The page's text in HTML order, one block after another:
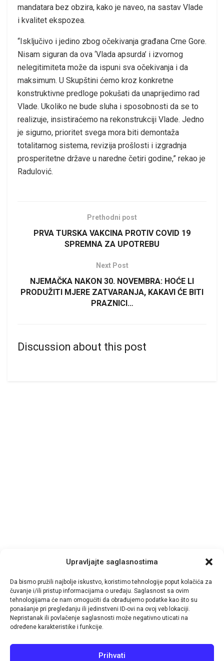
Upravljajte saglasnostima
Da bismo pružili najbolje iskustvo, koristimo tehnologije poput kolačića za
čuvanje i/ili pristup informacijama o uređaju. Saglasnost sa ovim
tehnologijama će nam omogućiti da obrađujemo podatke kao što su
ponašanje pri pregledanju ili jedinstveni ID-ovi na ovoj veb lokaciji.
Nepristanak ili povlačenje saglasnosti može negativno uticati na
određene karakteristike i funkcije.
Prihvati
mandatara bez obzira, kako je naveo, na sastav Vlade
i kvalitet ekspozea.
“Isključivo i jedino zbog očekivanja građana Crne Gore.
Nisam siguran da ova ‘Vlada apsurda’ i izvornog
nelegitimiteta može da ispuni sva očekivanja i da
maksimum. U Skupštini ćemo kroz konkretne
konstruktivne predloge pokušati da unaprijedimo rad
Vlade. Ukoliko ne bude sluha i sposobnosti da se to
realizuje, insistiraćemo na rekonstrukciji Vlade. Jedno
je sigurno, prioritet svega mora biti demontaža
totalitarnog sistema, revizija prošlosti i izgradnja
prosperitetne države u naredne četiri godine,” rekao je
Radulović.
Prethodni post
PRVA TURSKA VAKCINA PROTIV COVID 19
SPREMNA ZA UPOTREBU
Next Post
NJEMAČKA NAKON 30. NOVEMBRA: HOĆE LI
PRODUŽITI MJERE ZATVARANJA, KAKAVI ĆE BITI
PRAZNICI…
Discussion about this post
© 2026TutinPRESS- by-IT-Impuls
Navigacija